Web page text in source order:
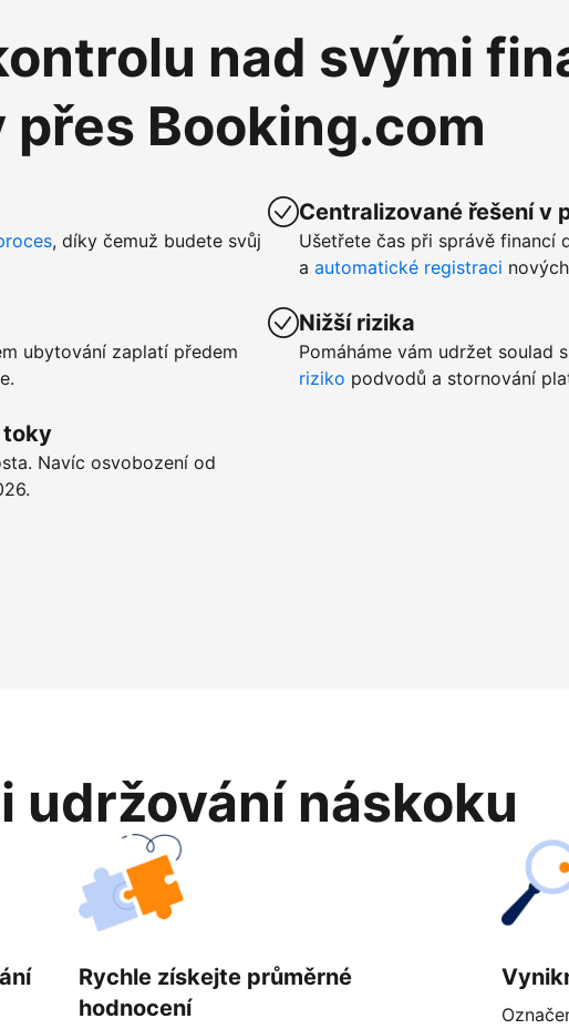
nad svými
Booking.com
, díky čemuž budete svůj
ubytování zaplatí předem
toky
Navíc osvobození od
Centralizované řešení v
Ušetřete čas při správě financí
a automatické registraci
Nižší rizika
Pomáháme vám udržet soulad
riziko podvodů a stornování
udržování náskoku
Rychle získejte průměrné
hodnocení